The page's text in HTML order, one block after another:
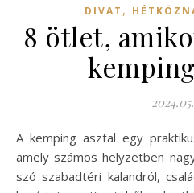
DIVAT ,
8 ötlet,
A kemping asztal egy praktikus és sokoldalú kiegészítő,
amely számos helyzetben
szó szabadtéri kalandról,